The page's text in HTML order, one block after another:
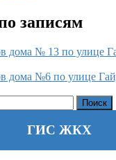
записям
дома № 13 по улице
дома №6 по улице
ГИС ЖКХ